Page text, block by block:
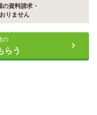
資料請求・
りません
の
らう